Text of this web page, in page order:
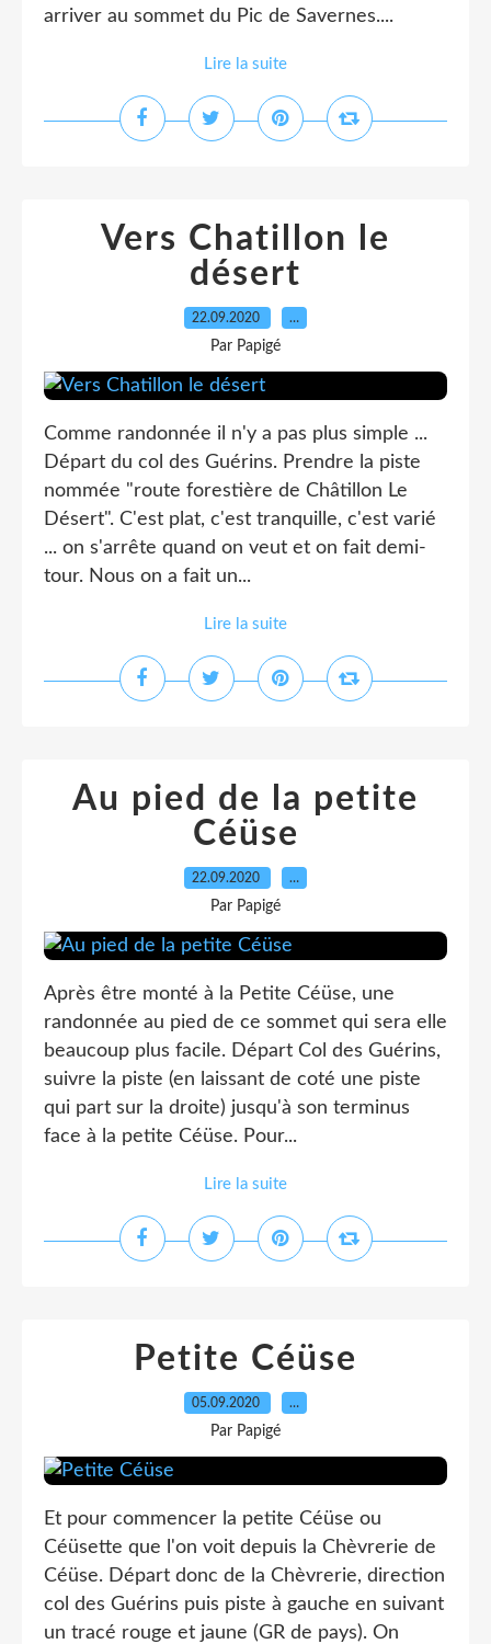
arriver au sommet du Pic de Savernes....
Lire la suite
Vers Chatillon le
désert
22.09.2020 …
Par Papigé
Comme randonnée il n'y a pas plus simple ...
Départ du col des Guérins. Prendre la piste
nommée "route forestière de Châtillon Le
Désert". C'est plat, c'est tranquille, c'est varié
... on s'arrête quand on veut et on fait demi-
tour. Nous on a fait un...
Lire la suite
Au pied de la petite
Céüse
22.09.2020 …
Par Papigé
Après être monté à la Petite Céüse, une
randonnée au pied de ce sommet qui sera elle
beaucoup plus facile. Départ Col des Guérins,
suivre la piste (en laissant de coté une piste
qui part sur la droite) jusqu'à son terminus
face à la petite Céüse. Pour...
Lire la suite
Petite Céüse
05.09.2020 …
Par Papigé
Et pour commencer la petite Céüse ou
Céüsette que l'on voit depuis la Chèvrerie de
Céüse. Départ donc de la Chèvrerie, direction
col des Guérins puis piste à gauche en suivant
un tracé rouge et jaune (GR de pays). On